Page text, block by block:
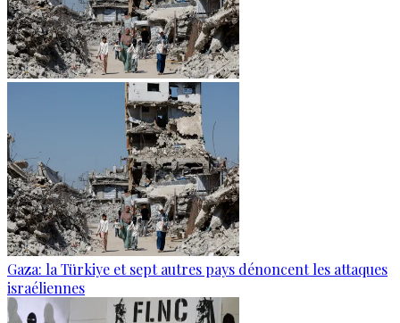
Gaza: la Türkiye et sept autres pays dénoncent les attaques
israéliennes